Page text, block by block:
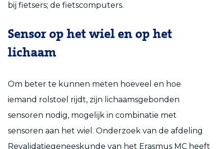
bij fietsers; de fietscomputers.
Sensor op het wiel en op het
lichaam
Om beter te kunnen meten hoeveel en hoe
iemand rolstoel rijdt, zijn lichaamsgebonden
sensoren nodig, mogelijk in combinatie met
sensoren aan het wiel. Onderzoek van de afdeling
Revalidatiegeneeskunde van het Erasmus MC heeft